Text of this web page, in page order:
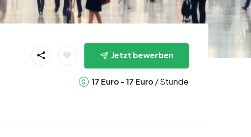
Jetzt bewerben
17 Euro -17 Euro / Stunde